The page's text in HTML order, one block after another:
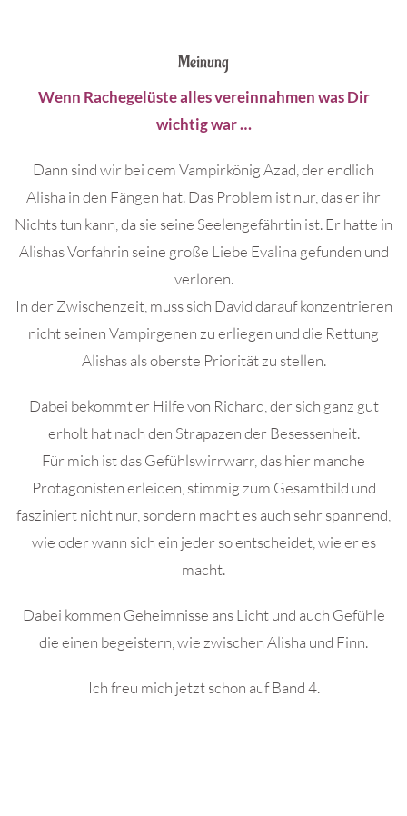
Meinung
Wenn Rachegelüste alles vereinnahmen was Dir
wichtig war …
Dann sind wir bei dem Vampirkönig Azad, der endlich
Alisha in den Fängen hat. Das Problem ist nur, das er ihr
Nichts tun kann, da sie seine Seelengefährtin ist. Er hatte in
Alishas Vorfahrin seine große Liebe Evalina gefunden und
verloren.
In der Zwischenzeit, muss sich David darauf konzentrieren
nicht seinen Vampirgenen zu erliegen und die Rettung
Alishas als oberste Priorität zu stellen.
Dabei bekommt er Hilfe von Richard, der sich ganz gut
erholt hat nach den Strapazen der Besessenheit.
Für mich ist das Gefühlswirrwarr, das hier manche
Protagonisten erleiden, stimmig zum Gesamtbild und
fasziniert nicht nur, sondern macht es auch sehr spannend,
wie oder wann sich ein jeder so entscheidet, wie er es
macht.
Dabei kommen Geheimnisse ans Licht und auch Gefühle
die einen begeistern, wie zwischen Alisha und Finn.
Ich freu mich jetzt schon auf Band 4.